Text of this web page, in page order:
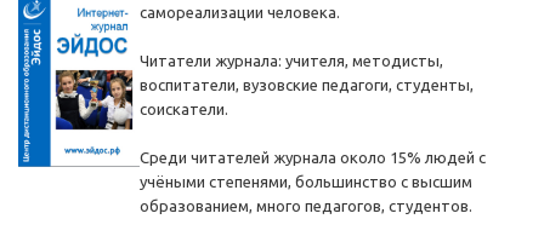
самореализации человека.
Читатели журнала: учителя, методисты,
воспитатели, вузовские педагоги, студенты,
соискатели.
Среди читателей журнала около 15% людей с
учёными степенями, большинство с высшим
образованием, много педагогов, студентов.